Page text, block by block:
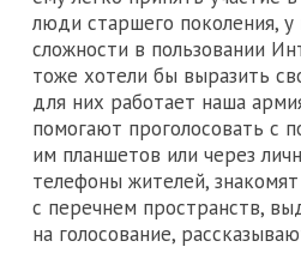
люди старшего поколения,
сложности в пользовании
тоже хотели бы выразить
для них работает наша
помогают проголосовать с
им планшетов или через
телефоны жителей,
с перечнем пространств,
на голосование,